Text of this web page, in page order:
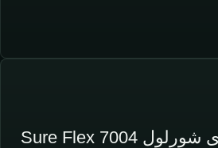
چسب کاشی پودری شورلول Sure Flex 7004